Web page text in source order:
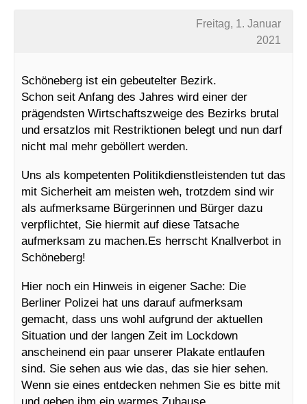
Freitag, 1. Januar
2021
Schöneberg ist ein gebeutelter Bezirk.
Schon seit Anfang des Jahres wird einer der
prägendsten Wirtschaftszweige des Bezirks brutal
und ersatzlos mit Restriktionen belegt und nun darf
nicht mal mehr geböllert werden.
Uns als kompetenten Politikdienstleistenden tut das
mit Sicherheit am meisten weh, trotzdem sind wir
als aufmerksame Bürgerinnen und Bürger dazu
verpflichtet, Sie hiermit auf diese Tatsache
aufmerksam zu machen.Es herrscht Knallverbot in
Schöneberg!
Hier noch ein Hinweis in eigener Sache: Die
Berliner Polizei hat uns darauf aufmerksam
gemacht, dass uns wohl aufgrund der aktuellen
Situation und der langen Zeit im Lockdown
anscheinend ein paar unserer Plakate entlaufen
sind. Sie sehen aus wie das, das sie hier sehen.
Wenn sie eines entdecken nehmen Sie es bitte mit
und geben ihm ein warmes Zuhause.